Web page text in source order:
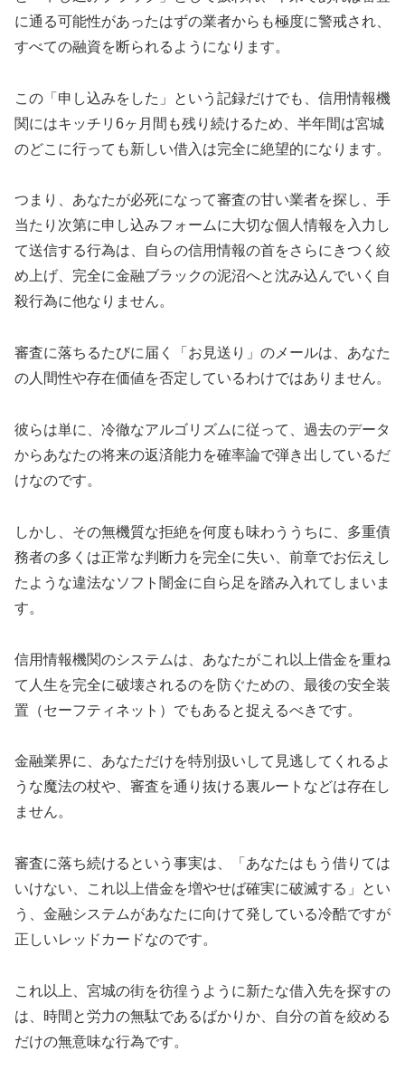
に通る可能性があったはずの業者からも極度に警戒され、
すべての融資を断られるようになります。
この「申し込みをした」という記録だけでも、信用情報機
関にはキッチリ6ヶ月間も残り続けるため、半年間は宮城
のどこに行っても新しい借入は完全に絶望的になります。
つまり、あなたが必死になって審査の甘い業者を探し、手
当たり次第に申し込みフォームに大切な個人情報を入力し
て送信する行為は、自らの信用情報の首をさらにきつく絞
め上げ、完全に金融ブラックの泥沼へと沈み込んでいく自
殺行為に他なりません。
審査に落ちるたびに届く「お見送り」のメールは、あなた
の人間性や存在価値を否定しているわけではありません。
彼らは単に、冷徹なアルゴリズムに従って、過去のデータ
からあなたの将来の返済能力を確率論で弾き出しているだ
けなのです。
しかし、その無機質な拒絶を何度も味わううちに、多重債
務者の多くは正常な判断力を完全に失い、前章でお伝えし
たような違法なソフト闇金に自ら足を踏み入れてしまいま
す。
信用情報機関のシステムは、あなたがこれ以上借金を重ね
て人生を完全に破壊されるのを防ぐための、最後の安全装
置（セーフティネット）でもあると捉えるべきです。
金融業界に、あなただけを特別扱いして見逃してくれるよ
うな魔法の杖や、審査を通り抜ける裏ルートなどは存在し
ません。
審査に落ち続けるという事実は、「あなたはもう借りては
いけない、これ以上借金を増やせば確実に破滅する」とい
う、金融システムがあなたに向けて発している冷酷ですが
正しいレッドカードなのです。
これ以上、宮城の街を彷徨うように新たな借入先を探すの
は、時間と労力の無駄であるばかりか、自分の首を絞める
だけの無意味な行為です。